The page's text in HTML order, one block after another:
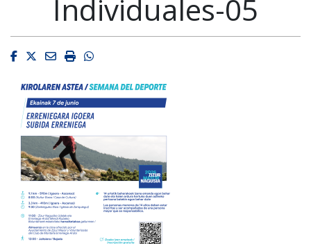
Individuales-05
Facebook
Twitter
EmailImprimirWhatsapp